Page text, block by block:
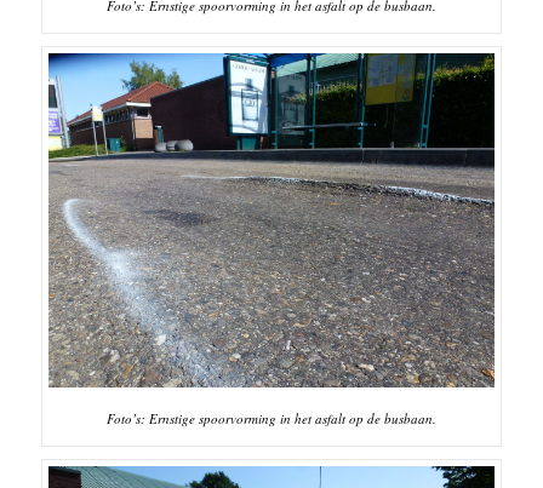
Foto’s: Ernstige spoorvorming in het asfalt op de busbaan.
Foto’s: Ernstige spoorvorming in het asfalt op de busbaan.